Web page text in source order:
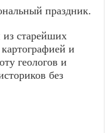
праздник.
из старейших
и
геологов и
без